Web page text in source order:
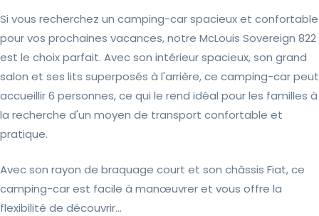
Si vous recherchez un camping-car spacieux et confortable
pour vos prochaines vacances, notre McLouis Sovereign 822
est le choix parfait. Avec son intérieur spacieux, son grand
salon et ses lits superposés à l'arrière, ce camping-car peut
accueillir 6 personnes, ce qui le rend idéal pour les familles à
la recherche d'un moyen de transport confortable et
pratique.
Avec son rayon de braquage court et son châssis Fiat, ce
camping-car est facile à manœuvrer et vous offre la
flexibilité de découvrir...